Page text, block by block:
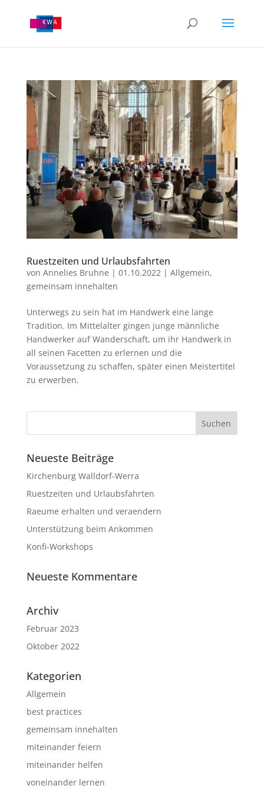
Ruestzeiten und Urlaubsfahrten
von Annelies Bruhne | 01.10.2022 | Allgemein,
gemeinsam innehalten
Unterwegs zu sein hat im Handwerk eine lange
Tradition. Im Mittelalter gingen junge männliche
Handwerker auf Wanderschaft, um ihr Handwerk in
all seinen Facetten zu erlernen und die
Voraussetzung zu schaffen, später einen Meistertitel
zu erwerben.
Neueste Beiträge
Kirchenburg Walldorf-Werra
Ruestzeiten und Urlaubsfahrten
Raeume erhalten und veraendern
Unterstützung beim Ankommen
Konfi-Workshops
Neueste Kommentare
Archiv
Februar 2023
Oktober 2022
Kategorien
Allgemein
best practices
gemeinsam innehalten
miteinander feiern
miteinander helfen
voneinander lernen